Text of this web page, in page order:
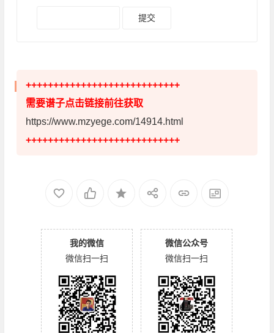
++++++++++++++++++++++++++++
需要谱子点击链接前往获取
https://www.mzyege.com/14914.html
++++++++++++++++++++++++++++
我的微信
微信扫一扫
微信公众号
微信扫一扫